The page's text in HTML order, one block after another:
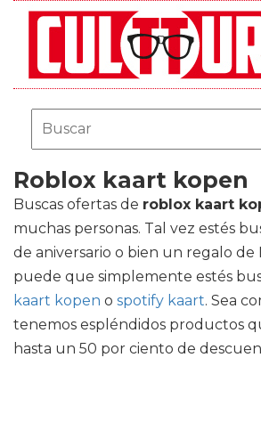
Roblox kaart kopen
Buscas ofertas de roblox kaart
muchas personas. Tal vez estés
de aniversario o bien un regalo de
puede que simplemente estés
kaart kopen o spotify kaart. Sea
tenemos espléndidos productos
hasta un 50 por ciento de